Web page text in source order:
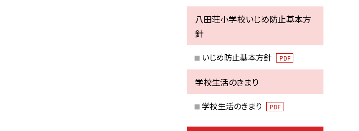
八田荘小学校いじめ防止基本方
針
いじめ防止基本方針 PDF
学校生活のきまり
学校生活のきまり PDF